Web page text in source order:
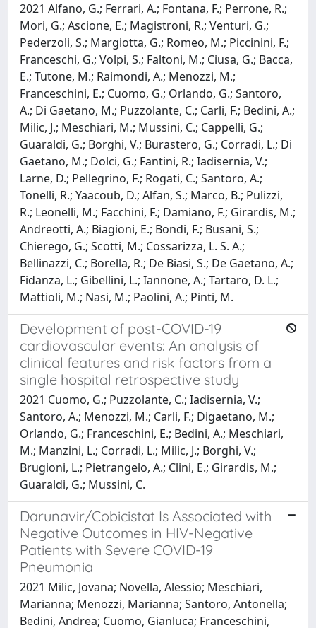
2021 Alfano, G.; Ferrari, A.; Fontana, F.; Perrone, R.;
Mori, G.; Ascione, E.; Magistroni, R.; Venturi, G.;
Pederzoli, S.; Margiotta, G.; Romeo, M.; Piccinini, F.;
Franceschi, G.; Volpi, S.; Faltoni, M.; Ciusa, G.; Bacca,
E.; Tutone, M.; Raimondi, A.; Menozzi, M.;
Franceschini, E.; Cuomo, G.; Orlando, G.; Santoro,
A.; Di Gaetano, M.; Puzzolante, C.; Carli, F.; Bedini, A.;
Milic, J.; Meschiari, M.; Mussini, C.; Cappelli, G.;
Guaraldi, G.; Borghi, V.; Burastero, G.; Corradi, L.; Di
Gaetano, M.; Dolci, G.; Fantini, R.; Iadisernia, V.;
Larne, D.; Pellegrino, F.; Rogati, C.; Santoro, A.;
Tonelli, R.; Yaacoub, D.; Alfan, S.; Marco, B.; Pulizzi,
R.; Leonelli, M.; Facchini, F.; Damiano, F.; Girardis, M.;
Andreotti, A.; Biagioni, E.; Bondi, F.; Busani, S.;
Chierego, G.; Scotti, M.; Cossarizza, L. S. A.;
Bellinazzi, C.; Borella, R.; De Biasi, S.; De Gaetano, A.;
Fidanza, L.; Gibellini, L.; Iannone, A.; Tartaro, D. L.;
Mattioli, M.; Nasi, M.; Paolini, A.; Pinti, M.
Development of post-COVID-19
cardiovascular events: An analysis of
clinical features and risk factors from a
single hospital retrospective study
2021 Cuomo, G.; Puzzolante, C.; Iadisernia, V.;
Santoro, A.; Menozzi, M.; Carli, F.; Digaetano, M.;
Orlando, G.; Franceschini, E.; Bedini, A.; Meschiari,
M.; Manzini, L.; Corradi, L.; Milic, J.; Borghi, V.;
Brugioni, L.; Pietrangelo, A.; Clini, E.; Girardis, M.;
Guaraldi, G.; Mussini, C.
Darunavir/Cobicistat Is Associated with
Negative Outcomes in HIV-Negative
Patients with Severe COVID-19
Pneumonia
2021 Milic, Jovana; Novella, Alessio; Meschiari,
Marianna; Menozzi, Marianna; Santoro, Antonella;
Bedini, Andrea; Cuomo, Gianluca; Franceschini,